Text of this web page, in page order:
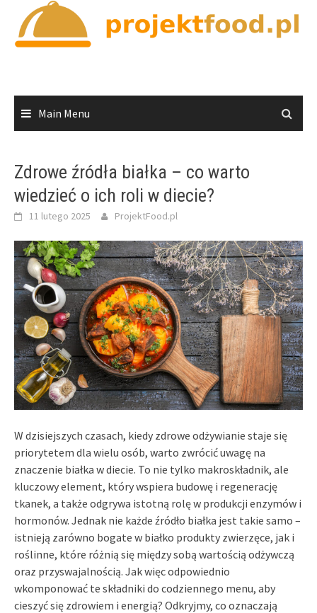
content
Main Menu
Zdrowe źródła białka – co warto
wiedzieć o ich roli w diecie?
11 lutego 2025 ProjektFood.pl
W dzisiejszych czasach, kiedy zdrowe odżywianie staje się
priorytetem dla wielu osób, warto zwrócić uwagę na
znaczenie białka w diecie. To nie tylko makroskładnik, ale
kluczowy element, który wspiera budowę i regenerację
tkanek, a także odgrywa istotną rolę w produkcji enzymów i
hormonów. Jednak nie każde źródło białka jest takie samo –
istnieją zarówno bogate w białko produkty zwierzęce, jak i
roślinne, które różnią się między sobą wartością odżywczą
oraz przyswajalnością. Jak więc odpowiednio
wkomponować te składniki do codziennego menu, aby
cieszyć się zdrowiem i energią? Odkryjmy, co oznaczają